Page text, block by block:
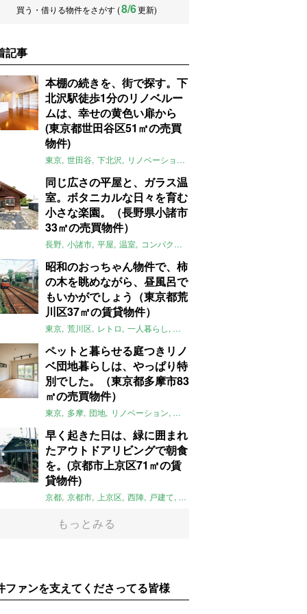
買う・借りる物件をさがす (8/6更新)
記事
本棚の続きを、街で探す。下
北沢駅徒歩1分のリノベルー
ムは、幸せの黄色い扉から
(東京都世田谷区51㎡の売買
物件)
東京 世田谷 下北沢 リノベーション
同じ広さの平屋と、ガラス温
室。ボタニカルな日々を育む
小さな楽園。（長野県小諸市
33㎡の売買物件）
長野 小諸市 平屋 温室 コンパクト
昭和のおっちゃん物件で、柿
の木を眺めながら、昼風呂で
もいかがでしょう（東京都荒
川区37㎡の賃貸物件）
東京 荒川区 レトロ 一人暮らし タイル
ペットと暮らせる庭つきリノ
ベ団地暮らしは、やっぱり特
別でした。（東京都多摩市83
㎡の売買物件）
東京 多摩 団地 リノベーション 庭
早く起きた日は、緑に囲まれ
たアウトドアリビングで朝食
を。(京都市上京区71㎡の賃
貸物件)
京都 京都市 上京区 西陣 戸建て 平屋
もっとみる
ファンを支えてくださってる皆様